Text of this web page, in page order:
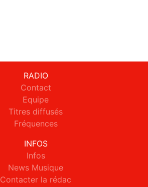
RADIO
Contact
Equipe
Titres diffusés
Fréquences
INFOS
Infos
News Musique
Contacter la rédac